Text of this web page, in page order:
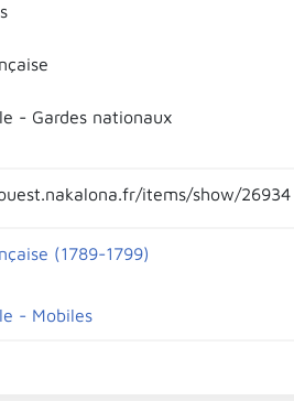
- Gardes nationaux
items/show/26934
(1789-1799)
- Mobiles